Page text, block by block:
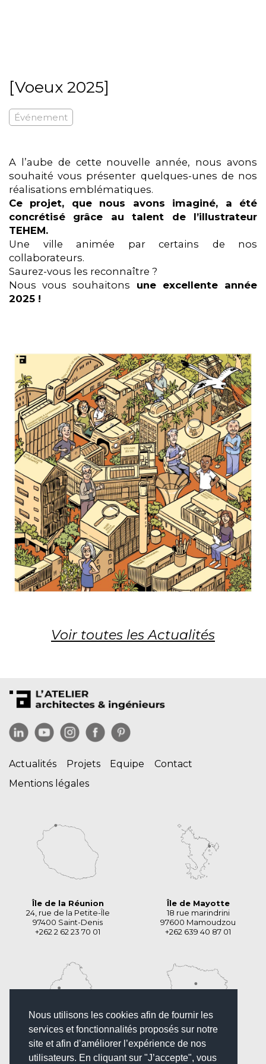
Nous utilisons les cookies afin de fournir les
services et fonctionnalités proposés sur notre
site et afin d’améliorer l’expérience de nos
utilisateurs. En cliquant sur "J’accepte", vous
[Voeux 2025]
Événement
A l’aube de cette nouvelle année, nous avons
souhaité vous présenter quelques-unes de nos
réalisations emblématiques.
Ce projet, que nous avons imaginé, a été
concrétisé grâce au talent de l’illustrateur
TEHEM.
Une ville animée par certains de nos
collaborateurs.
Saurez-vous les reconnaître ?
Nous vous souhaitons une excellente année
2025 !
Voir toutes les Actualités
Actualités Projets Equipe
Contact
Mentions légales
Île de la Réunion
24, rue de la Petite-Île
97400 Saint-Denis
+262 2 62 23 70 01
Île de Mayotte
18 rue marindrini
97600 Mamoudzou
+262 639 40 87 01
Île Maurice
Angle des rues
Palmerstone et Royale
Île de France
5 rue du chevalier
de Saint George